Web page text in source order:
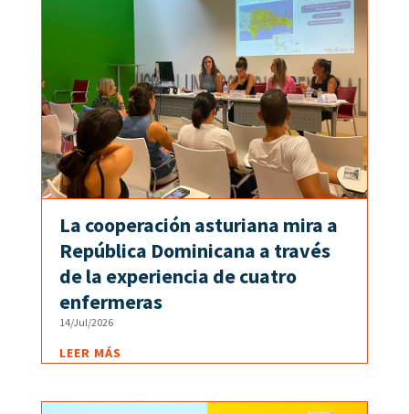
La cooperación asturiana mira a
República Dominicana a través
de la experiencia de cuatro
enfermeras
14/Jul/2026
LEER MÁS